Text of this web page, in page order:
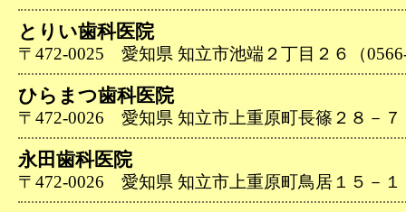
とりい歯科医院
〒472-0025 愛知県 知立市池端２丁目２６（
ひらまつ歯科医院
〒472-0026 愛知県 知立市上重原町長篠２８－７
永田歯科医院
〒472-0026 愛知県 知立市上重原町鳥居１５－１